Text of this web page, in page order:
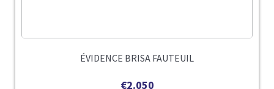
ÉVIDENCE BRISA FAUTEUIL
€2.050